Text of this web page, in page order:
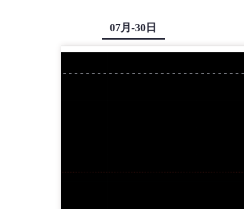
07月-30日